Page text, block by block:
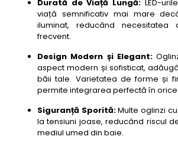
Durată de Viață Lungă:LED-
viață semnificativ mai mare
iluminat, reducând
frecvent.
Design Modern și Elegant:
aspect modern și sofisticat,
băii tale. Varietatea de forme și
permite integrarea perfectă în
Siguranță Sporită:Multe oglinzi cu
la tensiuni joase, reducând riscul
mediul umed din baie.